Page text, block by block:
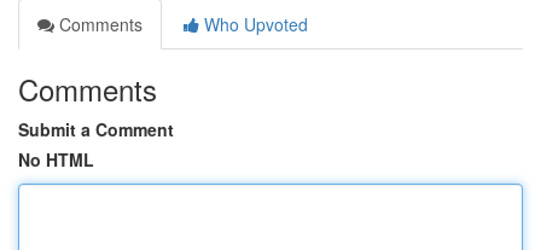
Comments
Who Upvoted
Comments
Submit a Comment
No HTML